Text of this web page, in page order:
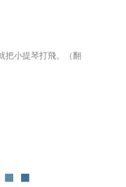
把小提琴打飛。（翻